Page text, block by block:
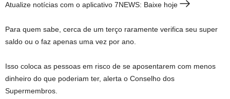
Atualize notícias com o aplicativo 7NEWS: Baixe hoje
Para quem sabe, cerca de um terço raramente verifica seu super
saldo ou o faz apenas uma vez por ano.
Isso coloca as pessoas em risco de se aposentarem com menos
dinheiro do que poderiam ter, alerta o Conselho dos
Supermembros.